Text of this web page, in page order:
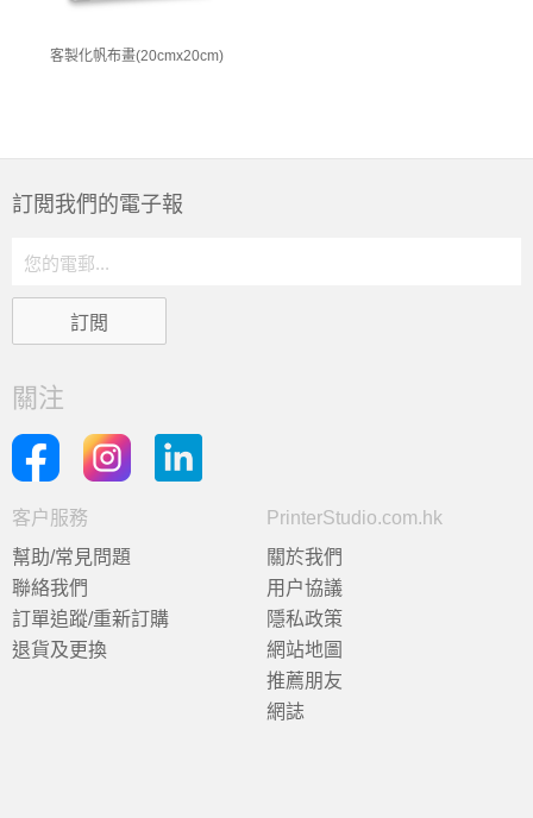
客製化帆布畫(20cmx20cm)
訂閲我們的電子報
關注
客户服務
幫助/常見問題
聯絡我們
訂單追蹤/重新訂購
退貨及更換
PrinterStudio.com.hk
關於我們
用户協議
隱私政策
網站地圖
推薦朋友
網誌